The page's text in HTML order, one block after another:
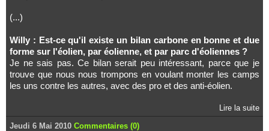
(...)
Willy : Est-ce qu'il existe un bilan carbone en bonne et due
forme sur l'éolien, par éolienne, et par parc d'éoliennes ?
Je ne sais pas. Ce bilan serait peu intéressant, parce que je
trouve que nous nous trompons en voulant monter les camps
les uns contre les autres, avec des pro et des anti-éolien.
Lire la suite
Jeudi 6 Mai 2010 Commentaires (0)